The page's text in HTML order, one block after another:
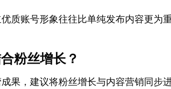
质账号形象往往比单纯发布内容更为
粉丝增长？
果，建议将粉丝增长与内容营销同步